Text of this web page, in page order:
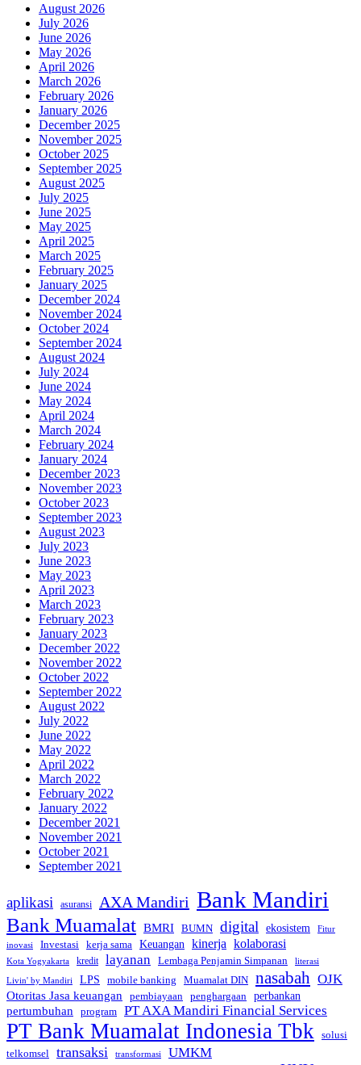
August 2026
July 2026
June 2026
May 2026
April 2026
March 2026
February 2026
January 2026
December 2025
November 2025
October 2025
September 2025
August 2025
July 2025
June 2025
May 2025
April 2025
March 2025
February 2025
January 2025
December 2024
November 2024
October 2024
September 2024
August 2024
July 2024
June 2024
May 2024
April 2024
March 2024
February 2024
January 2024
December 2023
November 2023
October 2023
September 2023
August 2023
July 2023
June 2023
May 2023
April 2023
March 2023
February 2023
January 2023
December 2022
November 2022
October 2022
September 2022
August 2022
July 2022
June 2022
May 2022
April 2022
March 2022
February 2022
January 2022
December 2021
November 2021
October 2021
September 2021
aplikasi asuransi AXA Mandiri Bank Mandiri
Bank Muamalat BMRI BUMN digital ekosistem Fitur
inovasi Investasi kerja sama Keuangan kinerja kolaborasi
Kota Yogyakarta kredit layanan Lembaga Penjamin Simpanan
literasi
Livin' by Mandiri
LPS mobile banking Muamalat DIN nasabah OJK
Otoritas Jasa keuangan pembiayaan penghargaan perbankan
pertumbuhan program PT AXA Mandiri Financial Services
PT Bank Muamalat Indonesia Tbk solusi
telkomsel transaksi transformasi UMKM